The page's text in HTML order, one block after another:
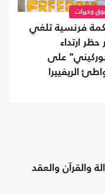
وحريات
فرنسية تلغي
حظر ارتداء
على
الريفييرا
والقرآن والعقد